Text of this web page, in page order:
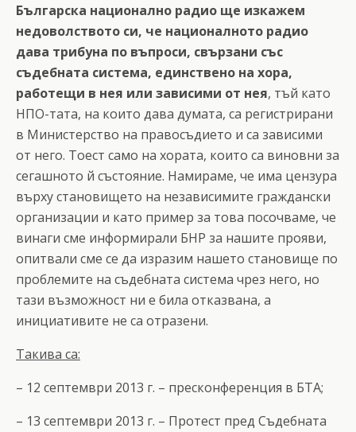
Българска национално радио ще изкажем
недоволството си, че националното радио
дава трибуна по въпроси, свързани със
съдебната система, единствено на хора,
работещи в нея или зависими от нея, тъй като
НПО-тата, на които дава думата, са регистрирани
в Министерство на правосъдието и са зависими
от него. Тоест само на хората, които са виновни за
сегашното й състояние. Намираме, че има цензура
върху становището на независимите граждански
организации и като пример за това посочваме, че
винаги сме информирали БНР за нашите прояви,
опитвали сме се да изразим нашето становище по
проблемите на съдебната система чрез него, но
тази възможност ни е била отказвана, а
инициативите не са отразени.
Такива са:
– 12 септември 2013 г. – пресконференция в БТА;
– 13 септември 2013 г. – Протест пред Съдебната